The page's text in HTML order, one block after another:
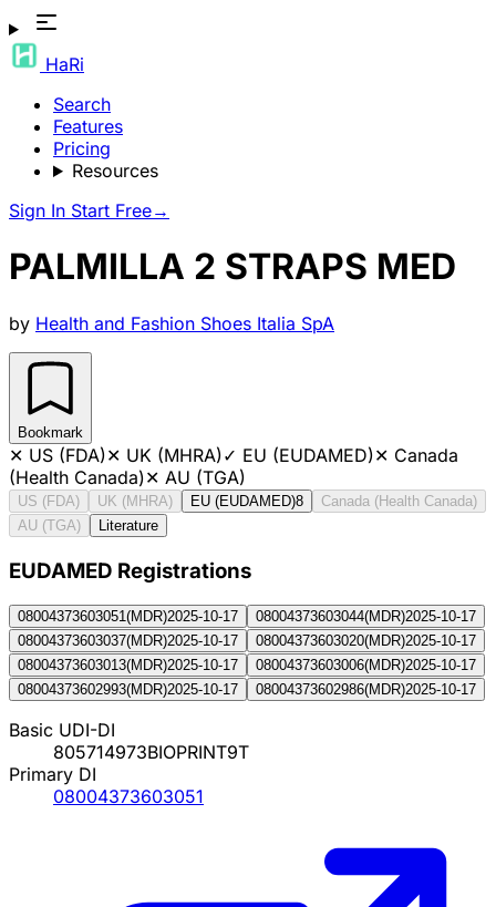
HaRi
Search
Features
Pricing
Resources
Sign In Start Free→
PALMILLA 2 STRAPS MED
by Health and Fashion Shoes Italia SpA
Bookmark
✕ US (FDA)✕ UK (MHRA)✓ EU (EUDAMED)✕ Canada
(Health Canada)✕ AU (TGA)
US (FDA) UK (MHRA) EU (EUDAMED)8
Canada (Health Canada)
AU (TGA)
Literature
EUDAMED Registrations
08004373603051(MDR)2025-10-17 08004373603044(MDR)2025-10-17
08004373603037(MDR)2025-10-17 08004373603020(MDR)2025-10-17
08004373603013(MDR)2025-10-17 08004373603006(MDR)2025-10-17
08004373602993(MDR)2025-10-17 08004373602986(MDR)2025-10-17
Basic UDI-DI
805714973BIOPRINT9T
Primary DI
08004373603051